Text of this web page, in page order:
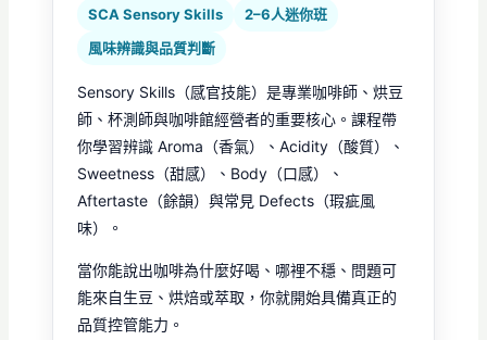
SCA Sensory Skills
2–6人迷你班
風味辨識與品質判斷
Sensory Skills（感官技能）是專業咖啡師、烘豆
師、杯測師與咖啡館經營者的重要核心。課程帶
你學習辨識 Aroma（香氣）、Acidity（酸質）、
Sweetness（甜感）、Body（口感）、
Aftertaste（餘韻）與常見 Defects（瑕疵風
味）。
當你能說出咖啡為什麼好喝、哪裡不穩、問題可
能來自生豆、烘焙或萃取，你就開始具備真正的
品質控管能力。